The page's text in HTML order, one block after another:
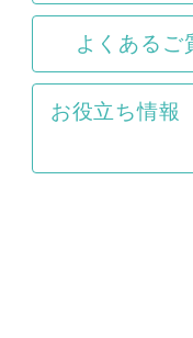
よくあるご
お役立ち情報